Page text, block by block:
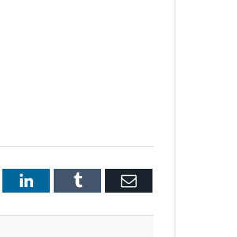
LinkedInTumblr Email